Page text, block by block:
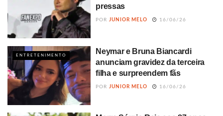
pressas
POR JUNIOR MELO 16/06/26
ENTRETENIMENTO
Neymar e Bruna Biancardi
anunciam gravidez da terceira
filha e surpreendem fãs
POR JUNIOR MELO 16/06/26